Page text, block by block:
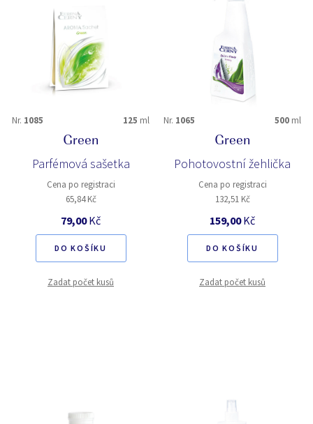
Nr. 1085 125 ml
Green
Parfémová sašetka
Cena po registraci
65,84 Kč
79,00Kč
DO KOŠÍKU
Zadat počet kusů
Nr. 1065 500 ml
Green
Pohotovostní žehlička
Cena po registraci
132,51 Kč
159,00Kč
DO KOŠÍKU
Zadat počet kusů